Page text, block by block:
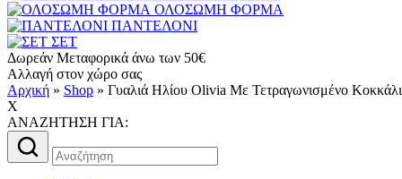
ΟΛΟΣΩΜΗ ΦΟΡΜΑ
ΠΑΝΤΕΛΟΝΙ
ΣΕΤ
Δωρεάν Μεταφορικά άνω των 50€
Αλλαγή στον χώρο σας
Αρχική » Shop » Γυαλιά Ηλίου Olivia Με Τετραγωνισμένο
X
AΝΑΖΗΤΗΣΗ ΓΙΑ:
Αναζήτηση
για: